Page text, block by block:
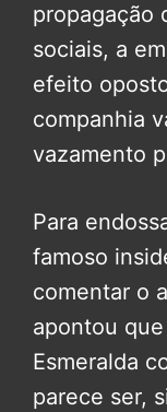
propagação
sociais, a
efeito
companhia
vazamento
Para
famoso
comentar o
apontou
Esmeralda
parece ser,